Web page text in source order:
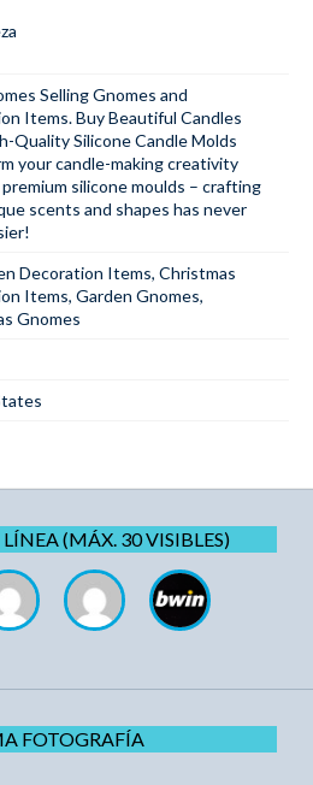
Selling Gnomes and
Items. Buy Beautiful Candles
Quality SiliconeCandle Molds
your candle-making creativity
silicone moulds – crafting
scents and shapes has never
Decoration Items, Christmas
Items, Garden Gnomes,
Gnomes
(MÁX. 30 VISIBLES)
FOTOGRAFÍA